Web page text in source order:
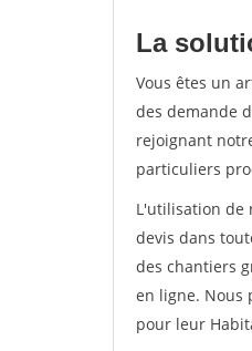
La
Vous êtes un
des demande
rejoignant
particuliers
L'utilisation de
devis dans
des chantiers
en ligne. Nous
pour leur